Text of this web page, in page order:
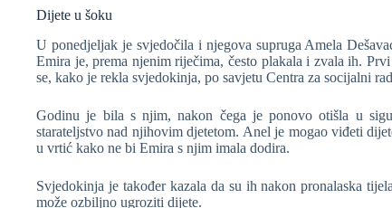
Dijete u šoku
U ponedjeljak je svjedočila i njegova supruga Amela
Emira je, prema njenim riječima, često plakala i zvala ih.
se, kako je rekla svjedokinja, po savjetu Centra za socijalni
Godinu je bila s njim, nakon čega je ponovo otišla u
starateljstvo nad njihovim djetetom. Anel je mogao viđeti
u vrtić kako ne bi Emira s njim imala dodira.
Svjedokinja je također kazala da su ih nakon pronalaska
može ozbiljno ugroziti dijete.